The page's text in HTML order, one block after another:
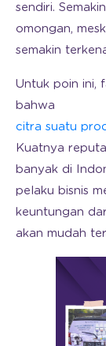
sendiri.
omongan,
semakin
Untuk poin ini,
bahwa
citra suatu
Kuatnya
banyak di
pelaku bisnis
keuntungan
akan mudah